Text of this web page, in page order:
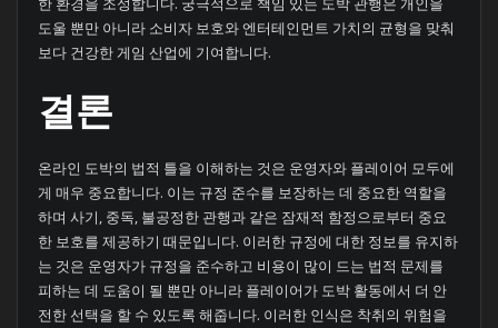
도울 뿐만 아니라 소비자 보호와 엔터테인먼트 가치의 균형을 맞춰
보다 건강한 게임 산업에 기여합니다.
결론
온라인 도박의 법적 틀을 이해하는 것은 운영자와 플레이어 모두에
게 매우 중요합니다. 이는 규정 준수를 보장하는 데 중요한 역할을
하며 사기, 중독, 불공정한 관행과 같은 잠재적 함정으로부터 중요
한 보호를 제공하기 때문입니다. 이러한 규정에 대한 정보를 유지하
는 것은 운영자가 규정을 준수하고 비용이 많이 드는 법적 문제를
피하는 데 도움이 될 뿐만 아니라 플레이어가 도박 활동에서 더 안
전한 선택을 할 수 있도록 해줍니다. 이러한 인식은 착취의 위험을